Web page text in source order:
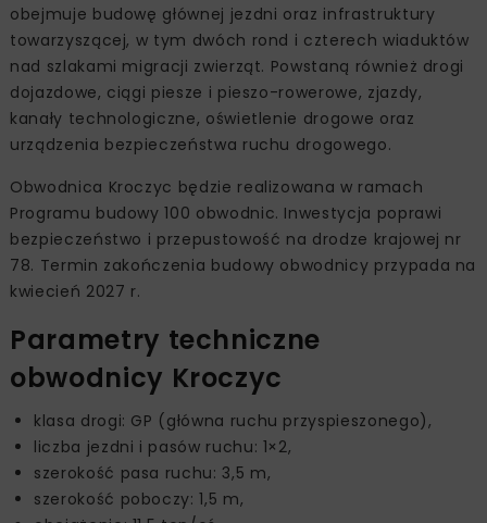
obejmuje budowę głównej jezdni oraz infrastruktury
towarzyszącej, w tym dwóch rond i czterech wiaduktów
nad szlakami migracji zwierząt. Powstaną również drogi
dojazdowe, ciągi piesze i pieszo-rowerowe, zjazdy,
kanały technologiczne, oświetlenie drogowe oraz
urządzenia bezpieczeństwa ruchu drogowego.
Obwodnica Kroczyc będzie realizowana w ramach
Programu budowy 100 obwodnic. Inwestycja poprawi
bezpieczeństwo i przepustowość na drodze krajowej nr
78. Termin zakończenia budowy obwodnicy przypada na
kwiecień 2027 r.
Parametry techniczne
obwodnicy Kroczyc
klasa drogi: GP (główna ruchu przyspieszonego),
liczba jezdni i pasów ruchu: 1×2,
szerokość pasa ruchu: 3,5 m,
szerokość poboczy: 1,5 m,